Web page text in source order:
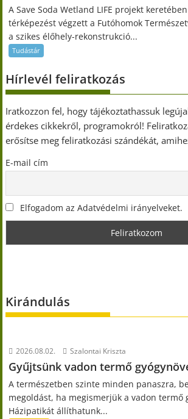
A Save Soda Wetland LIFE projekt
térképezést végzett a Futóhomok
a szikes élőhely-rekonstrukció...
Tudástár
Hírlevél feliratkozás
Iratkozzon fel, hogy tájékoztathassuk
érdekes cikkekről, programokról!
erősítse meg feliratkozási szándékát,
E-mail cím
Elfogadom az Adatvédelmi irányelveket.
Kirándulás
2026.08.02. Szalontai Kriszta
Gyűjtsünk vadon termő
A természetben szinte minden panaszra,
megoldást, ha megismerjük a vadon termő
Házipatikát állíthatunk...